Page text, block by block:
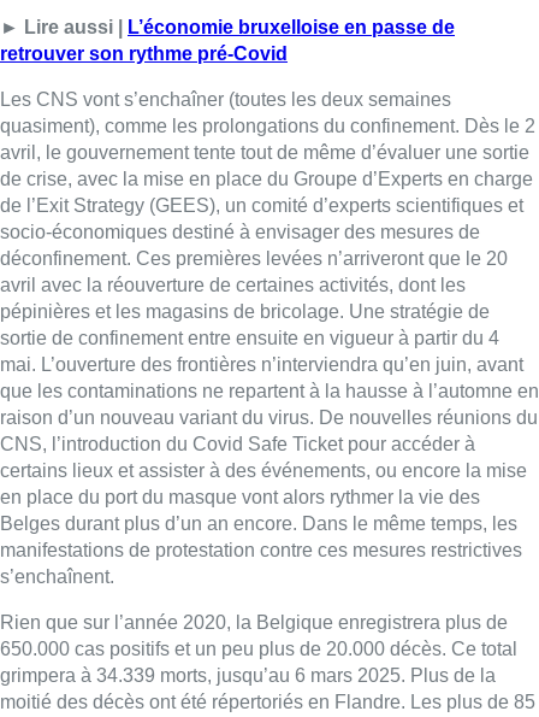
► Lire aussi |
L’économie bruxelloise en passe de
retrouver son rythme pré-Covid
Les CNS vont s’enchaîner (toutes les deux semaines
quasiment), comme les prolongations du confinement. Dès le 2
avril, le gouvernement tente tout de même d’évaluer une sortie
de crise, avec la mise en place du Groupe d’Experts en charge
de l’Exit Strategy (GEES), un comité d’experts scientifiques et
socio-économiques destiné à envisager des mesures de
déconfinement. Ces premières levées n’arriveront que le 20
avril avec la réouverture de certaines activités, dont les
pépinières et les magasins de bricolage. Une stratégie de
sortie de confinement entre ensuite en vigueur à partir du 4
mai. L’ouverture des frontières n’interviendra qu’en juin, avant
que les contaminations ne repartent à la hausse à l’automne en
raison d’un nouveau variant du virus. De nouvelles réunions du
CNS, l’introduction du Covid Safe Ticket pour accéder à
certains lieux et assister à des événements, ou encore la mise
en place du port du masque vont alors rythmer la vie des
Belges durant plus d’un an encore. Dans le même temps, les
manifestations de protestation contre ces mesures restrictives
s’enchaînent.
Rien que sur l’année 2020, la Belgique enregistrera plus de
650.000 cas positifs et un peu plus de 20.000 décès. Ce total
grimpera à 34.339 morts, jusqu’au 6 mars 2025. Plus de la
moitié des décès ont été répertoriés en Flandre. Les plus de 85